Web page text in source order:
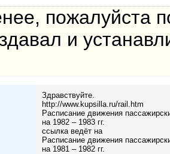
пожалуйста
и
Здравствуйте.
http://www.kupsilla.ru/rail.htm
Расписание движения
на 1982 – 1983 гг.
ссылка ведёт на
Расписание движения
на 1981 – 1982 гг.